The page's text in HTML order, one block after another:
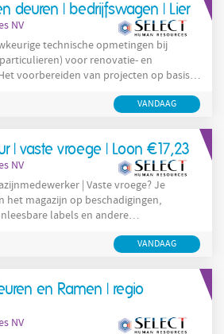
binnen bestaande
deuren | bedrijfswagen | Lier
NV
technische opmetingen bij
voor renovatie- en
meetgegevens; Het tijdig
afwijkingen, beperkingen ofVANDAAG
| vaste vroege | Loon €17,23
NV
| Vaste vroege? Je
het magazijn op beschadigingen,
labels en andere
te waarborgen; Je sorteert
enkele operationele taken uit: Scannen en uitsorteren van
VANDAAG
en Ramen | regio
NV